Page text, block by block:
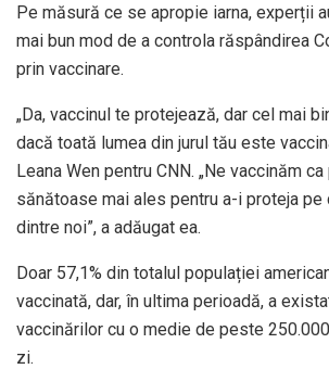
Pe măsură ce se apropie iarna, experții
mai bun mod de a controla răspândirea
prin vaccinare.
„Da, vaccinul te protejează, dar cel mai
dacă toată lumea din jurul tău este
Leana Wen pentru CNN. „Ne vaccinăm
sănătoase mai ales pentru a-i proteja pe
dintre noi”, a adăugat ea.
Doar 57,1% din totalul populației
vaccinată, dar, în ultima perioadă, a
vaccinărilor cu o medie de peste
zi.